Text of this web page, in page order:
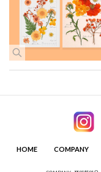
HOME COMPANY